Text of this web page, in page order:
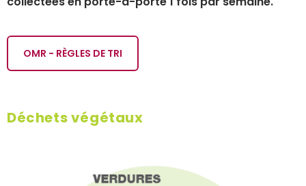
OMR - RÈGLES DE TRI
Déchets végétaux